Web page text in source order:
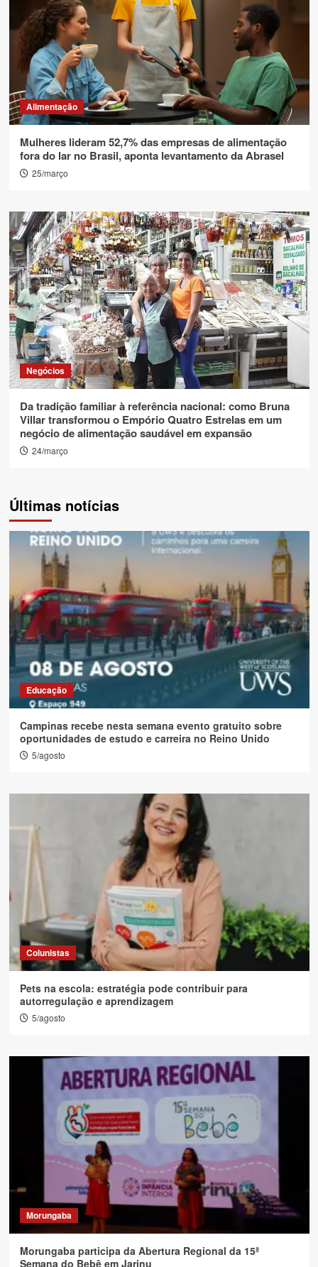
Alimentação
Mulheres lideram 52,7% das empresas de alimentação
fora do lar no Brasil, aponta levantamento da Abrasel
25/março
Negócios
Da tradição familiar à referência nacional: como Bruna
Villar transformou o Empório Quatro Estrelas em um
negócio de alimentação saudável em expansão
24/março
Últimas notícias
Educação
Campinas recebe nesta semana evento gratuito sobre
oportunidades de estudo e carreira no Reino Unido
5/agosto
Colunistas
Pets na escola: estratégia pode contribuir para
autorregulação e aprendizagem
5/agosto
Morungaba
Morungaba participa da Abertura Regional da 15ª
Semana do Bebê em Jarinu